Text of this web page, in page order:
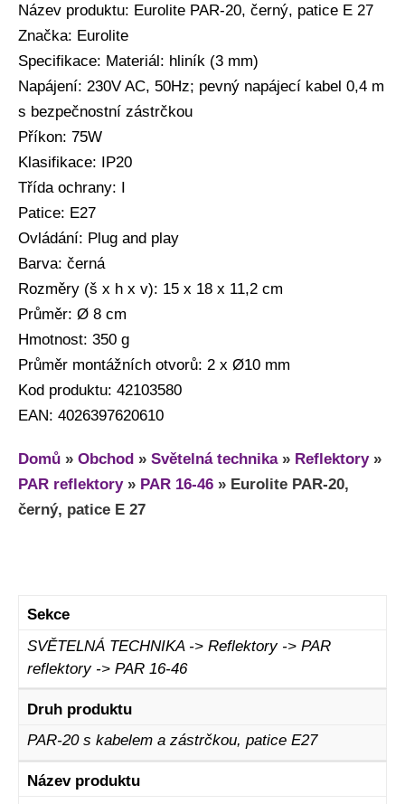
Název produktu: Eurolite PAR-20, černý, patice E 27
Značka: Eurolite
Specifikace: Materiál: hliník (3 mm)
Napájení: 230V AC, 50Hz; pevný napájecí kabel 0,4 m
s bezpečnostní zástrčkou
Příkon: 75W
Klasifikace: IP20
Třída ochrany: I
Patice: E27
Ovládání: Plug and play
Barva: černá
Rozměry (š x h x v): 15 x 18 x 11,2 cm
Průměr: Ø 8 cm
Hmotnost: 350 g
Průměr montážních otvorů: 2 x Ø10 mm
Kod produktu: 42103580
EAN: 4026397620610
Domů » Obchod » Světelná technika» Reflektory»
PAR reflektory» PAR 16-46 » Eurolite PAR-20,
černý, patice E 27
Sekce
SVĚTELNÁ TECHNIKA -> Reflektory -> PAR
reflektory -> PAR 16-46
Druh produktu
PAR-20 s kabelem a zástrčkou, patice E27
Název produktu